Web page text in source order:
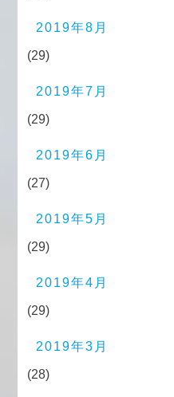
2019年8月
(29)
2019年7月
(29)
2019年6月
(27)
2019年5月
(29)
2019年4月
(29)
2019年3月
(28)